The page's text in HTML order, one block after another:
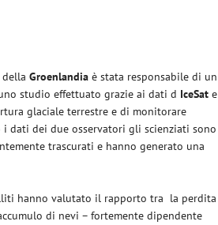
Groenlandia è stata responsabile di un
studio effettuato grazie ai dati d IceSat e
glaciale terrestre e di monitorare
i dati dei due osservatori gli scienziati sono
trascurati e hanno generato una
hanno valutato il rapporto tra la perdita
di nevi – fortemente dipendente